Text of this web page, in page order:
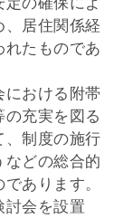
、居住関係経
れたものであ
おける附帯
充実を図る
、制度の施行
どの総合的
あります。
会を設置